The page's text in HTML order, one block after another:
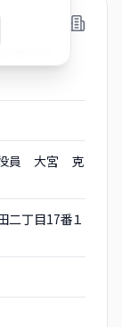
よ
役員 大宮 克
二丁目17番１